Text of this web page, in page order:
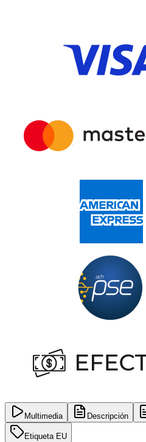
Multimedia Descripción
Etiqueta EU